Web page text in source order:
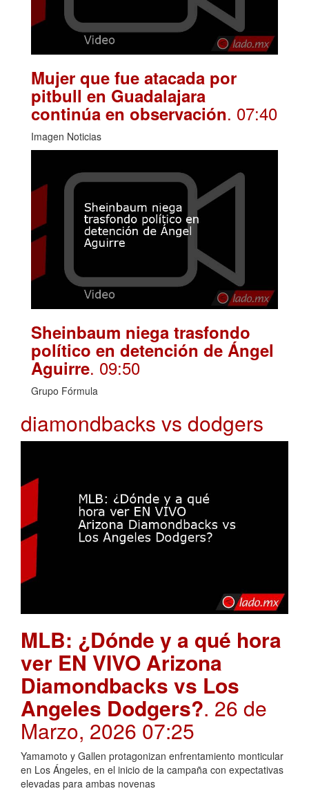
Mujer que fue atacada por
pitbull en Guadalajara
continúa en observación. 07:40
Imagen Noticias
Sheinbaum niega trasfondo
político en detención de Ángel
Aguirre. 09:50
Grupo Fórmula
diamondbacks vs dodgers
MLB: ¿Dónde y a qué hora
ver EN VIVO Arizona
Diamondbacks vs Los
Angeles Dodgers?. 26 de
Marzo, 2026 07:25
Yamamoto y Gallen protagonizan enfrentamiento monticular
en Los Ángeles, en el inicio de la campaña con expectativas
elevadas para ambas novenas